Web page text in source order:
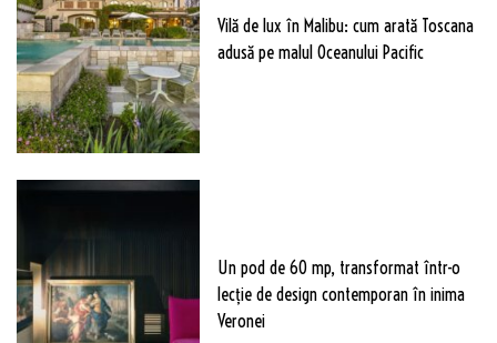
Vilă de lux în Malibu: cum arată Toscana
adusă pe malul Oceanului Pacific
Un pod de 60 mp, transformat într-o
lecție de design contemporan în inima
Veronei